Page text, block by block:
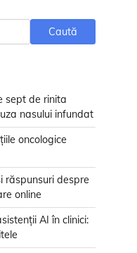
Caută
sept de rinita
nasului infundat
oncologice
răspunsuri despre
online
AI în clinici: